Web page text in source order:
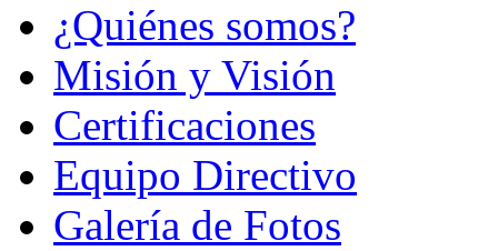
¿Quiénes somos?
Misión y Visión
Certificaciones
Equipo Directivo
Galería de Fotos